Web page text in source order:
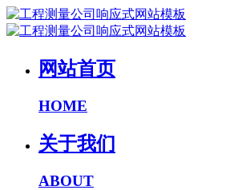
网站首页
HOME
关于我们
ABOUT